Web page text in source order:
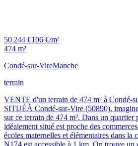
50 244 €106 €/m²
474 m²
Condé-sur-VireManche
terrain
VENTE d'un terrain de 474 m² à
SITUÉÀ Condé-sur-Vire (50890),
sur ce terrain de 474 m². Dans un quartier
idéalement situé est proche des
écoles maternelles et élémentaires dans la